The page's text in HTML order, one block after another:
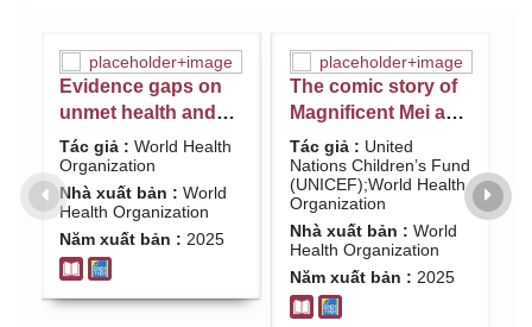
Evidence gaps on
unmet health and
social care needs in
the WHO South-
East Asia region:
research report /
World Health
Organization
Tác giả : World Health
Organization
Nhà xuất bản : World
Health Organization
Năm xuất bản : 2025
The comic story of
Magnificent Mei and
friends / United
Nations Children’s
Fund
(UNICEF);World
Health Organization
Tác giả : United
Nations Children’s Fund
(UNICEF);World Health
Organization
Nhà xuất bản : World
Health Organization
Năm xuất bản : 2025